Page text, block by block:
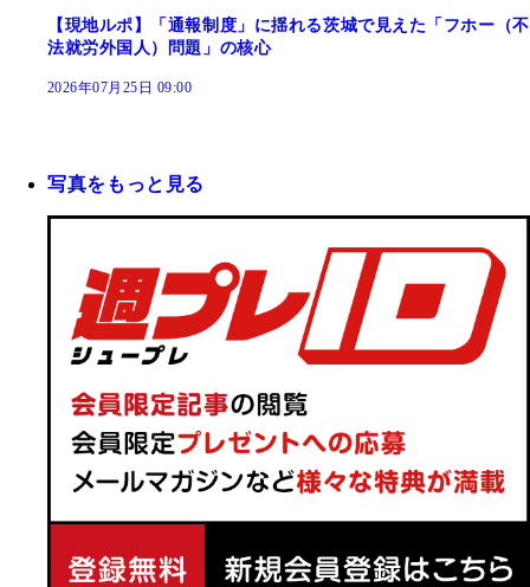
【現地ルポ】「通報制度」に揺れる茨城で見えた「フホー（不
法就労外国人）問題」の核心
2026年07月25日 09:00
写真をもっと見る